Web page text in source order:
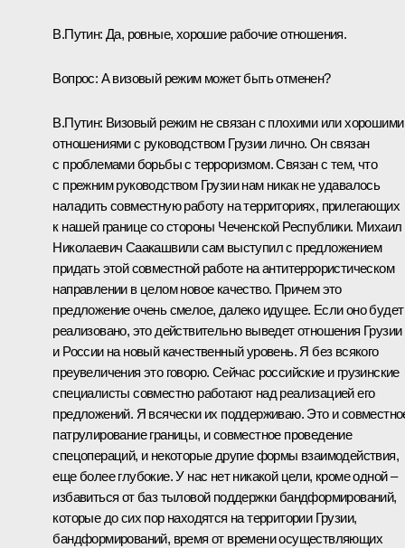
В.Путин: Да, ровные, хорошие рабочие отношения.
Вопрос: А визовый режим может быть отменен?
В.Путин: Визовый режим не связан с плохими или хорошими
отношениями с руководством Грузии лично. Он связан
с проблемами борьбы с терроризмом. Связан с тем, что
с прежним руководством Грузии нам никак не удавалось
наладить совместную работу на территориях, прилегающих
к нашей границе со стороны Чеченской Республики. Михаил
Николаевич Саакашвили сам выступил с предложением
придать этой совместной работе на антитеррористическом
направлении в целом новое качество. Причем это
предложение очень смелое, далеко идущее. Если оно будет
реализовано, это действительно выведет отношения Грузии
и России на новый качественный уровень. Я без всякого
преувеличения это говорю. Сейчас российские и грузинские
специалисты совместно работают над реализацией его
предложений. Я всячески их поддерживаю. Это и
патрулирование границы, и совместное проведение
спецопераций, и некоторые другие формы взаимодействия,
еще более глубокие. У нас нет никакой цели, кроме одной –
избавиться от баз тыловой поддержки бандформирований,
которые до сих пор находятся на территории Грузии,
бандформирований, время от времени осуществляющих